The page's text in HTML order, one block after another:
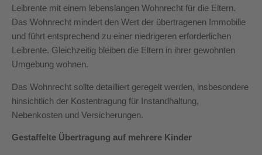
Leibrente mit einem lebenslangen Wohnrecht für die Eltern.
Das Wohnrecht mindert den Wert der übertragenen Immobilie
und führt entsprechend zu einer niedrigeren erforderlichen
Leibrente. Gleichzeitig bleiben die Eltern in ihrer gewohnten
Umgebung wohnen.
Das Wohnrecht sollte detailliert geregelt werden, insbesondere
hinsichtlich der Kostentragung für Instandhaltung,
Nebenkosten und Versicherungen.
Gestaffelte Übertragung auf mehrere Kinder